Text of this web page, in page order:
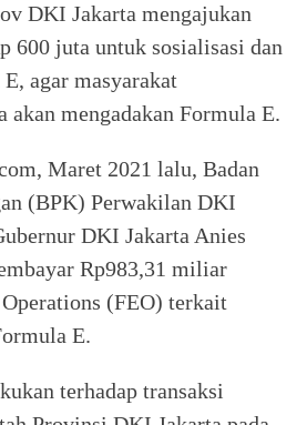
DKI Jakarta mengajukan
600 juta untuk sosialisasi dan
agar masyarakat
akan mengadakan Formula E.
Maret 2021 lalu, Badan
(BPK) Perwakilan DKI
DKI Jakarta Anies
Rp983,31 miliar
(FEO) terkait
E.
terhadap transaksi